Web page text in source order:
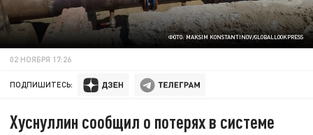
ФОТО: MAKSIM KONSTANTINOV/GLOBALLOOKPRESS
02 НОЯБРЯ 17:26
ПОДПИШИТЕСЬ:
Хуснуллин сообщил о потерях в системе